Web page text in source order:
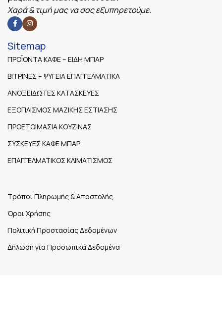
Χαρά & τιμή μας να σας εξυπηρετούμε.
Sitemap
ΠΡΟΪΟΝΤΑ ΚΑΦΕ – ΕΙΔΗ ΜΠΑΡ
ΒΙΤΡΙΝΕΣ – ΨΥΓΕΙΑ ΕΠΑΓΓΕΛΜΑΤΙΚΑ
ΑΝΟΞΕΙΔΩΤΕΣ ΚΑΤΑΣΚΕΥΕΣ
ΕΞΟΠΛΙΣΜΟΣ ΜΑΖΙΚΗΣ ΕΣΤΙΑΣΗΣ
ΠΡΟΕΤΟΙΜΑΣΙΑ ΚΟΥΖΙΝΑΣ
ΣΥΣΚΕΥΕΣ ΚΑΦΕ ΜΠΑΡ
ΕΠΑΓΓΕΛΜΑΤΙΚΟΣ ΚΛΙΜΑΤΙΣΜΟΣ
Τρόποι Πληρωμής & Αποστολής
Όροι Χρήσης
Πολιτική Προστασίας Δεδομένων
Δήλωση για Προσωπικά Δεδομένα